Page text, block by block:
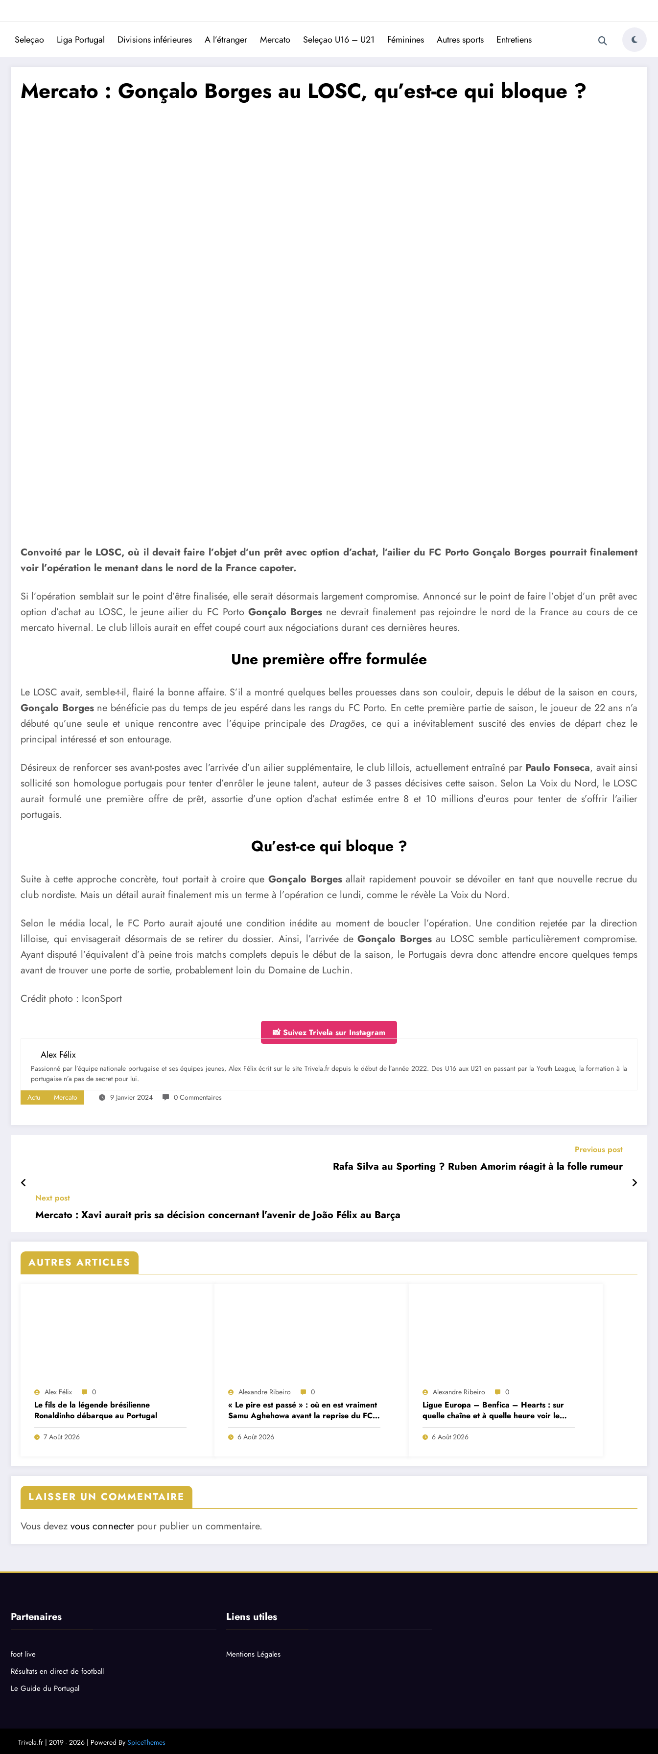
Trivela
L'actualité du football portugais
Seleçao Liga Portugal Divisions inférieures A l’étranger Mercato Seleçao U16 – U21 Féminines Autres sports Entretiens
Mercato : Gonçalo Borges au LOSC, qu’est-ce qui bloque ?
Convoité par le LOSC, où il devait faire l’objet d’un prêt avec option d’achat, l’ailier du FC Porto Gonçalo Borges pourrait finalement
voir l’opération le menant dans le nord de la France capoter.
Si l’opération semblait sur le point d’être finalisée, elle serait désormais largement compromise. Annoncé sur le point de faire l’objet d’un prêt avec
option d’achat au LOSC, le jeune ailier du FC PortoGonçalo Borges ne devrait finalement pas rejoindre le nord de la France au cours de ce
mercato hivernal. Le club lillois aurait en effet coupé court aux négociations durant ces dernières heures.
Une première offre formulée
Le LOSC avait, semble-t-il, flairé la bonne affaire. S’il a montré quelques belles prouesses dans son couloir, depuis le début de la saison en cours,
Gonçalo Borgesne bénéficie pas du temps de jeu espéré dans les rangs du FC Porto. En cette première partie de saison, le joueur de 22 ans n’a
débuté qu’une seule et unique rencontre avec l’équipe principale des Dragões, ce qui a inévitablement suscité des envies de départ chez le
principal intéressé et son entourage.
Désireux de renforcer ses avant-postes avec l’arrivée d’un ailier supplémentaire, le club lillois, actuellement entraîné par Paulo Fonseca, avait ainsi
sollicité son homologue portugais pour tenter d’enrôler le jeune talent, auteur de 3 passes décisives cette saison. Selon La Voix du Nord, le LOSC
aurait formulé une première offre de prêt, assortie d’une option d’achat estimée entre 8 et 10 millions d’euros pour tenter de s’offrir l’ailier
portugais.
Qu’est-ce qui bloque ?
Suite à cette approche concrète, tout portait à croire que Gonçalo Borgesallait rapidement pouvoir se dévoiler en tant que nouvelle recrue du
club nordiste. Mais un détail aurait finalement mis un terme à l’opération ce lundi, comme le révèle La Voix du Nord.
Selon le média local, le FC Porto aurait ajouté une condition inédite au moment de boucler l’opération. Une condition rejetée par la direction
lilloise, qui envisagerait désormais de se retirer du dossier. Ainsi, l’arrivée de Gonçalo Borgesau LOSC semble particulièrement compromise.
Ayant disputé l’équivalent d’à peine trois matchs complets depuis le début de la saison, le Portugais devra donc attendre encore quelques temps
avant de trouver une porte de sortie, probablement loin du Domaine de Luchin.
Crédit photo : IconSport
📸 Suivez Trivela sur Instagram
Alex Félix
Passionné par l’équipe nationale portugaise et ses équipes jeunes, Alex Félix écrit sur le site Trivela.fr depuis le début de l’année 2022. Des U16 aux U21 en passant par la Youth League, la formation à la
portugaise n’a pas de secret pour lui.
Actu
Mercato 9 Janvier 2024 0 Commentaires
Previous post
Rafa Silva au Sporting ? Ruben Amorim réagit à la folle rumeur
Next post
Mercato : Xavi aurait pris sa décision concernant l’avenir de João Félix au Barça
AUTRES ARTICLES
Alex Félix 0
Le fils de la légende brésilienne
Ronaldinho débarque au Portugal
7 Août 2026
Alexandre Ribeiro 0
« Le pire est passé » : où en est vraiment
Samu Aghehowa avant la reprise du FC
Porto ?
6 Août 2026
Alexandre Ribeiro 0
Ligue Europa – Benfica – Hearts : sur
quelle chaîne et à quelle heure voir le
match ?
6 Août 2026
LAISSER UN COMMENTAIRE
Vous devez vous connecter pour publier un commentaire.
Partenaires
foot live
Résultats en direct de football
Le Guide du Portugal
Liens utiles
Mentions Légales
Trivela.fr | 2019 - 2026 | Powered By SpiceThemes